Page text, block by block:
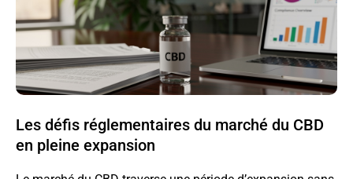
Les défis réglementaires du marché du CBD
en pleine expansion